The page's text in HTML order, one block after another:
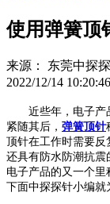
使用弹簧顶
来源： 东莞中探
2022/12/14 10:20:46
近些年，电子产品
紧随其后， 弹簧顶针
顶针在工作时需要反
还具有防水防潮抗震
电子产品的又一个里
下面中探探针小编就